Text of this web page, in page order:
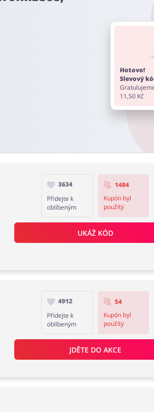
vypnout AdBlock a nepoužívat
Hotovo!
Slevový
11,50 Kč
3634
Přidejte k
oblíbeným
1484
Kupón byl
použítý
UKÁŽ KÓD
4912
Přidejte k
oblíbeným
54
Kupón byl
použítý
JDĚTE DO AKCE